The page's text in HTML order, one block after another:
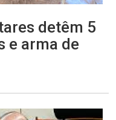
detêm 5
e arma de